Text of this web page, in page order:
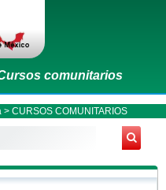
comunitarios
> CURSOS COMUNITARIOS